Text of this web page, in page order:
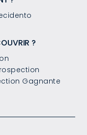
?
Gagnante